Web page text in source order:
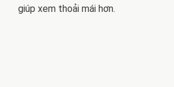
giúp xem thoải mái hơn.